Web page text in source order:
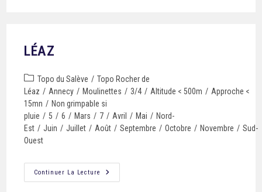
LÉAZ
Topo du Salève / Topo Rocher de
Léaz / Annecy / Moulinettes / 3/4 / Altitude < 500m / Approche <
15mn / Non grimpable si
pluie / 5 / 6 / Mars / 7 / Avril / Mai / Nord-
Est / Juin / Juillet / Août / Septembre / Octobre / Novembre / Sud-
Ouest
Continuer La Lecture